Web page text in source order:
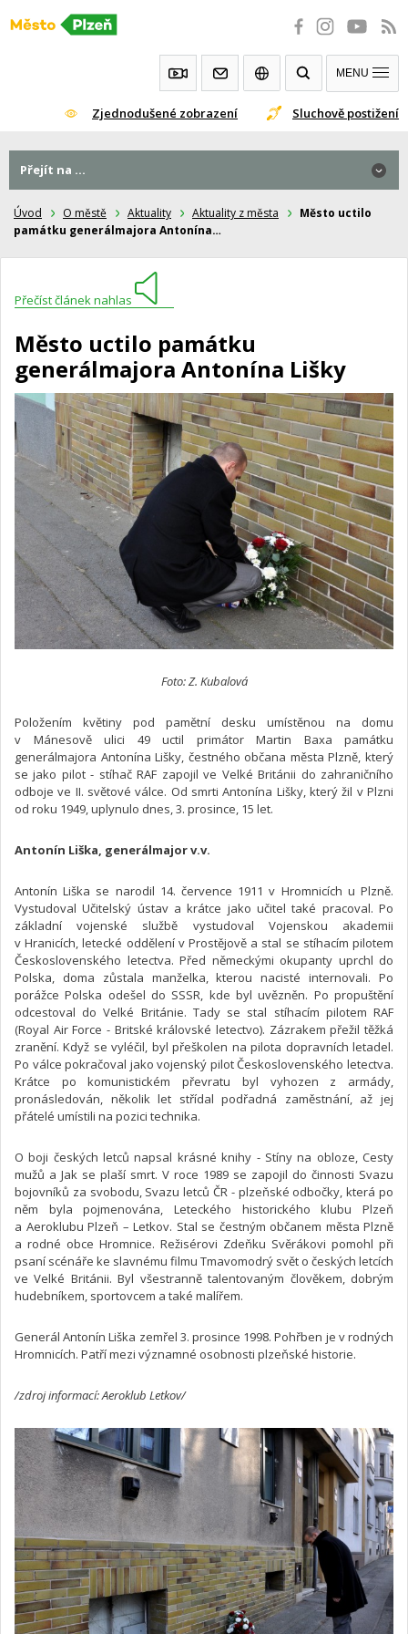
Přeskočit
Zjednodušené zobrazení Sluchově postižení
MENU
Úvod O městě Aktuality Aktuality z města
Město uctilo
památku generálmajora Antonína…
Přečíst článek nahlas
Město uctilo památku
generálmajora Antonína Lišky
Foto: Z. Kubalová
Položením květiny pod pamětní desku umístěnou na domu
v Mánesově ulici 49 uctil primátor Martin Baxa památku
generálmajora Antonína Lišky, čestného občana města Plzně, který
se jako pilot - stíhač RAF zapojil ve Velké Británii do zahraničního
odboje ve II. světové válce. Od smrti Antonína Lišky, který žil v Plzni
od roku 1949, uplynulo dnes, 3. prosince, 15 let.
Antonín Liška, generálmajor v.v.
Antonín Liška se narodil 14. července 1911 v Hromnicích u Plzně.
Vystudoval Učitelský ústav a krátce jako učitel také pracoval. Po
základní vojenské službě vystudoval Vojenskou akademii
v Hranicích, letecké oddělení v Prostějově a stal se stíhacím pilotem
Československého letectva. Před německými okupanty uprchl do
Polska, doma zůstala manželka, kterou nacisté internovali. Po
porážce Polska odešel do SSSR, kde byl uvězněn. Po propuštění
odcestoval do Velké Británie. Tady se stal stíhacím pilotem RAF
(Royal Air Force - Britské královské letectvo). Zázrakem přežil těžká
zranění. Když se vyléčil, byl přeškolen na pilota dopravních letadel.
Po válce pokračoval jako vojenský pilot Československého letectva.
Krátce po komunistickém převratu byl vyhozen z armády,
pronásledován, několik let střídal podřadná zaměstnání, až jej
přátelé umístili na pozici technika.
O boji českých letců napsal krásné knihy - Stíny na obloze, Cesty
mužů a Jak se plaší smrt. V roce 1989 se zapojil do činnosti Svazu
bojovníků za svobodu, Svazu letců ČR - plzeňské odbočky, která po
něm byla pojmenována, Leteckého historického klubu Plzeň
a Aeroklubu Plzeň – Letkov. Stal se čestným občanem města Plzně
a rodné obce Hromnice. Režisérovi Zdeňku Svěrákovi pomohl při
psaní scénáře ke slavnému filmu Tmavomodrý svět o českých letcích
ve Velké Británii. Byl všestranně talentovaným člověkem, dobrým
hudebníkem, sportovcem a také malířem.
Generál Antonín Liška zemřel 3. prosince 1998. Pohřben je v rodných
Hromnicích. Patří mezi významné osobnosti plzeňské historie.
/zdroj informací: Aeroklub Letkov/
Přejít na ...